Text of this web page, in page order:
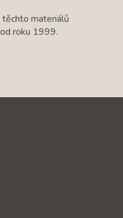
materiálů
roku 1999.